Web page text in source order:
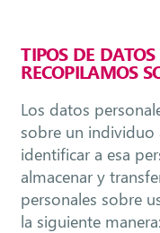
TIPOS DE
RECOPILAMOS
Los datos
sobre un individuo
identificar a esa
almacenar y
personales sobre
la siguiente manera: